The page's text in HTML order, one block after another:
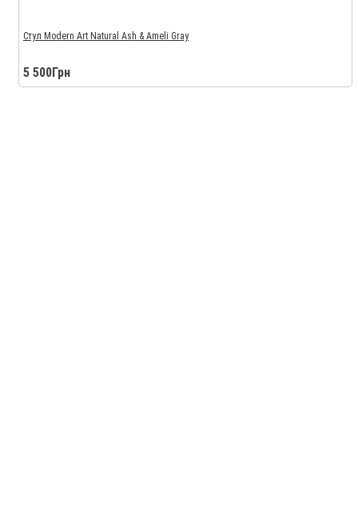
Стул Modern Art Natural Ash & Ameli Gray
5 500Грн